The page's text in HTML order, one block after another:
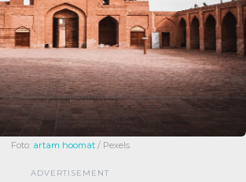
Foto: artam hoomat/ Pexels